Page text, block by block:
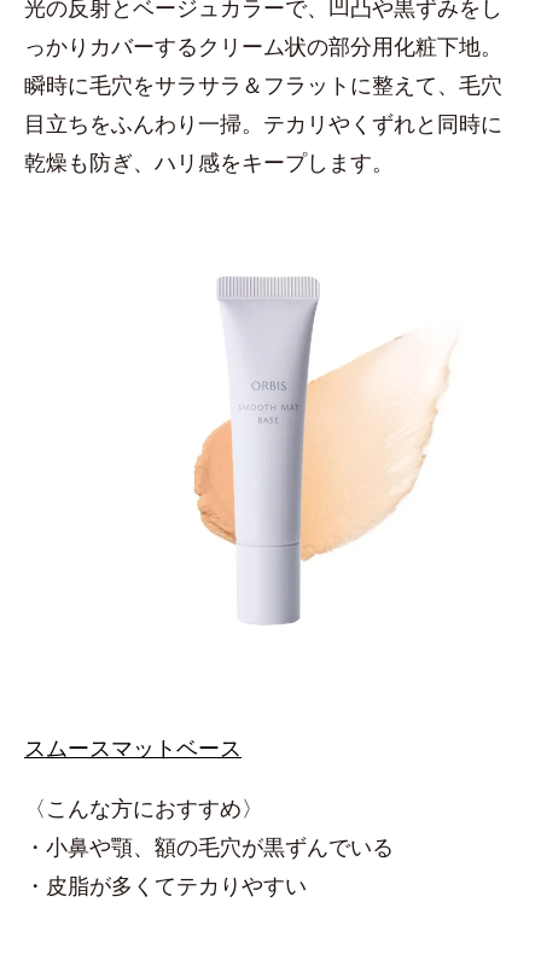
光の反射とベージュカラーで、凹凸や黒ずみをし
っかりカバーするクリーム状の部分用化粧下地。
瞬時に毛穴をサラサラ＆フラットに整えて、毛穴
目立ちをふんわり一掃。テカリやくずれと同時に
乾燥も防ぎ、ハリ感をキープします。
スムースマットベース
〈こんな方におすすめ〉
・小鼻や顎、額の毛穴が黒ずんでいる
・皮脂が多くてテカりやすい